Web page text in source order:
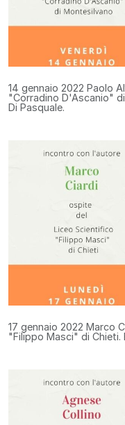
14 gennaio 2022 Paolo
"Corradino D'Ascanio"
Di Pasquale.
17 gennaio 2022 Marco
"Filippo Masci" di Chieti.